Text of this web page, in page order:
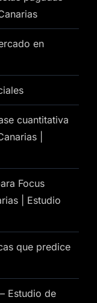
en
cuantitativa
|
Focus
| Estudio
que predice
Estudio de